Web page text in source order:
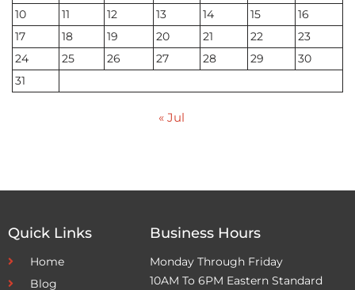
10
11 12 13 14 15
16
17
18 19 20 21 22
23
24
25 26 27 28 29
30
31
« Jul
Quick Links
Home
Blog
Business Hours
Monday Through Friday
10AM To 6PM Eastern Standard